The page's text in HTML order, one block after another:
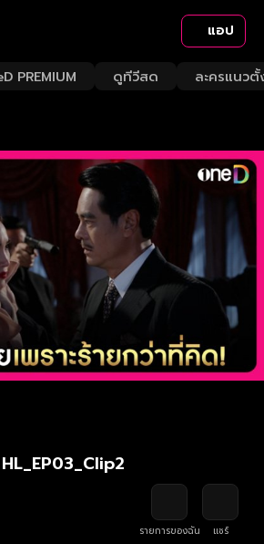
แอป
PREMIUM ดูทีวีสด ละครแนวตั้
รายการของฉัน
แชร์